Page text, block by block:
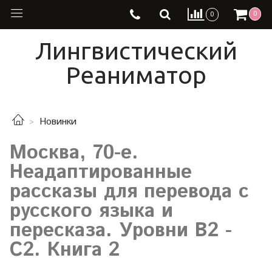
0 0
Лингвистический
Реаниматор
Новинки
Москва, 70-е.
Неадаптированные
рассказы для перевода с
русского языка и
пересказа. Уровни В2 -
С2. Книга 2